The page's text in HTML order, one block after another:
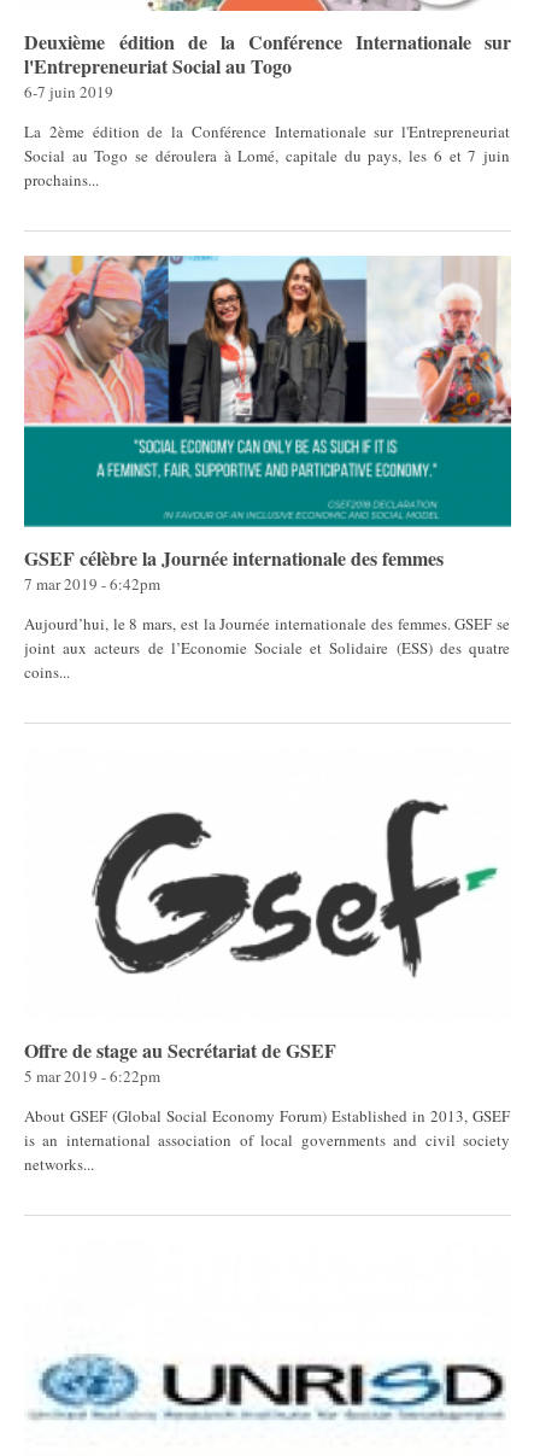
Deuxième édition de la Conférence Internationale sur
l'Entrepreneuriat Social au Togo
6-7 juin 2019
La 2ème édition de la Conférence Internationale sur l'Entrepreneuriat
Social au Togo se déroulera à Lomé, capitale du pays, les 6 et 7 juin
prochains...
GSEF célèbre la Journée internationale des femmes
7 mar 2019 - 6:42pm
Aujourd’hui, le 8 mars, est la Journée internationale des femmes. GSEF se
joint aux acteurs de l’Economie Sociale et Solidaire (ESS) des quatre
coins...
Offre de stage au Secrétariat de GSEF
5 mar 2019 - 6:22pm
About GSEF (Global Social Economy Forum) Established in 2013, GSEF
is an international association of local governments and civil society
networks...